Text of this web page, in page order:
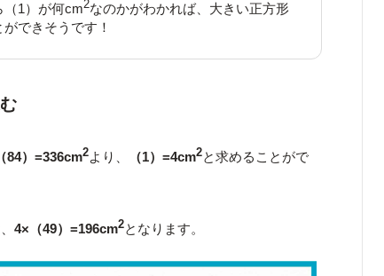
（1）が何cm2なのかがわかれば、大きい正方形
できそうです！
（84）=336cm2より、 （1）=4cm2と求めることがで
4×（49）=196cm2となります。